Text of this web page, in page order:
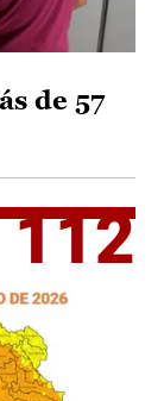
de 57
112